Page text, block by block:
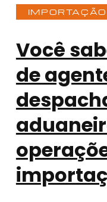
IMPORTAÇÃO
Você
de